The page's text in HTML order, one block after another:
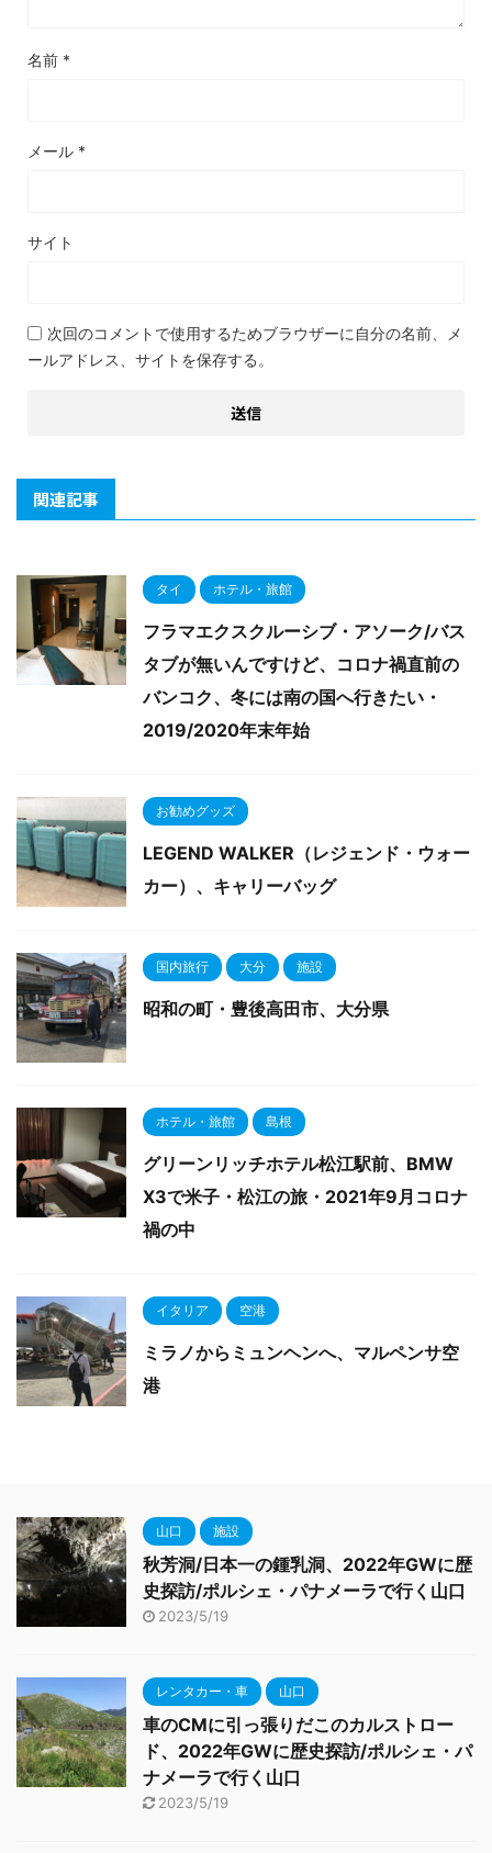
名前 *
メール *
サイト
次回のコメントで使用するためブラウザーに自分の名前、メ
ールアドレス、サイトを保存する。
関連記事
タイ ホテル・旅館
フラマエクスクルーシブ・アソーク/バス
タブが無いんですけど、コロナ禍直前の
バンコク、冬には南の国へ行きたい・
2019/2020年末年始
お勧めグッズ
LEGEND WALKER（レジェンド・ウォー
カー）、キャリーバッグ
国内旅行 大分 施設
昭和の町・豊後高田市、大分県
ホテル・旅館 島根
グリーンリッチホテル松江駅前、BMW
X3で米子・松江の旅・2021年9月コロナ
禍の中
イタリア 空港
ミラノからミュンヘンへ、マルペンサ空
港
山口 施設
秋芳洞/日本一の鍾乳洞、2022年GWに歴
史探訪/ポルシェ・パナメーラで行く山口
2023/5/19
レンタカー・車 山口
車のCMに引っ張りだこのカルストロー
ド、2022年GWに歴史探訪/ポルシェ・パ
ナメーラで行く山口
2023/5/19